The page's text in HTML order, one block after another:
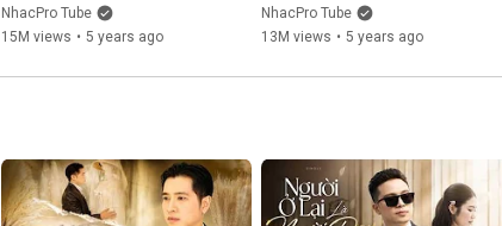
Nguyễn, Lợi Trần |
Webdrama Yang Hồ 2021
NhacPro Tube
15M views • 5 years ago
Nguyễn, Lợi Trần |
Webdrama Yang Hồ 2021
NhacPro Tube
13M views • 5 years ago